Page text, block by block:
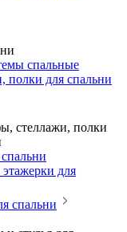
спальные
для спальни
стеллажи, полки
для
спальни